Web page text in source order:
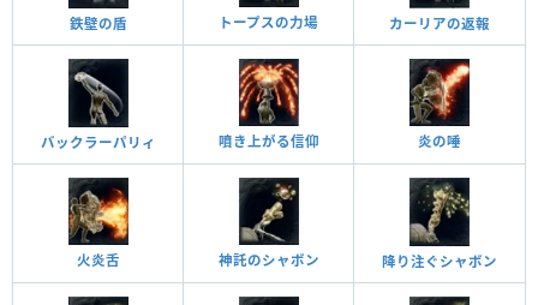
鉄壁の盾 トープスの力場 カーリアの返報
バックラーパリィ 噴き上がる信仰 炎の唾
火炎舌 神託のシャボン 降り注ぐシャボン